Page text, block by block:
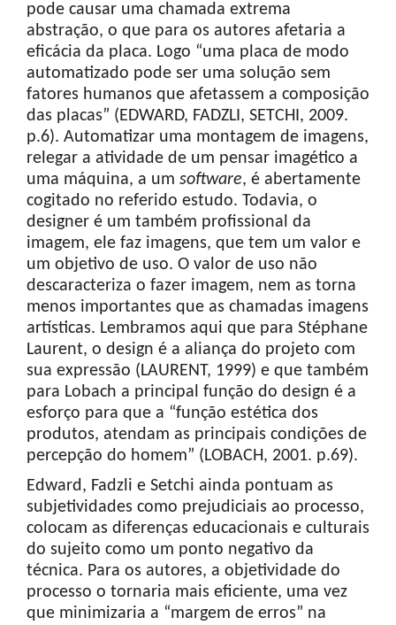
pode causar uma chamada extrema
abstração, o que para os autores afetaria a
eficácia da placa. Logo “uma placa de modo
automatizado pode ser uma solução sem
fatores humanos que afetassem a composição
das placas” (EDWARD, FADZLI, SETCHI, 2009.
p.6). Automatizar uma montagem de imagens,
relegar a atividade de um pensar imagético a
uma máquina, a um software, é abertamente
cogitado no referido estudo. Todavia, o
designer é um também profissional da
imagem, ele faz imagens, que tem um valor e
um objetivo de uso. O valor de uso não
descaracteriza o fazer imagem, nem as torna
menos importantes que as chamadas imagens
artísticas. Lembramos aqui que para Stéphane
Laurent, o design é a aliança do projeto com
sua expressão (LAURENT, 1999) e que também
para Lobach a principal função do design é a
esforço para que a “função estética dos
produtos, atendam as principais condições de
percepção do homem” (LOBACH, 2001. p.69).
Edward, Fadzli e Setchi ainda pontuam as
subjetividades como prejudiciais ao processo,
colocam as diferenças educacionais e culturais
do sujeito como um ponto negativo da
técnica. Para os autores, a objetividade do
processo o tornaria mais eficiente, uma vez
que minimizaria a “margem de erros” na